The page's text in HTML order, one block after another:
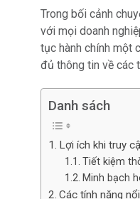
Trong bối cảnh
với mọi doanh
tục hành chính một
đủ thông tin về các
Danh sách
Lợi ích khi truy
Tiết kiệm
Minh bạch
Các tính năng